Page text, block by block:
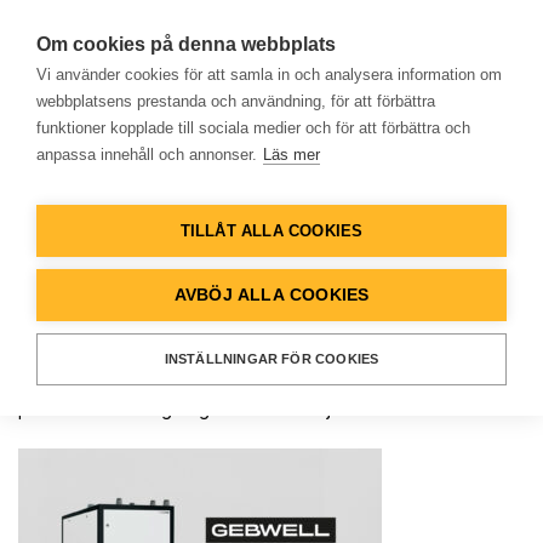
Hem
Lösningar
OKATEGORISERAD
Kort leveranstid på våra fina
värmepumpar!
Nu kan du beställa våra fina värmepumpar med kort
leveranstid, vi ligger nu på c:a 2-4 veckor!!
Titta under produkter och värmepumpar för att hitta vad som
Om cookies på denna webbplats
Vi använder cookies för att samla in och analysera information om
webbplatsens prestanda och användning, för att förbättra
funktioner kopplade till sociala medier och för att förbättra och
anpassa innehåll och annonser. Läs mer
TILLÅT ALLA COOKIES
AVBÖJ ALLA COOKIES
INSTÄLLNINGAR FÖR COOKIES